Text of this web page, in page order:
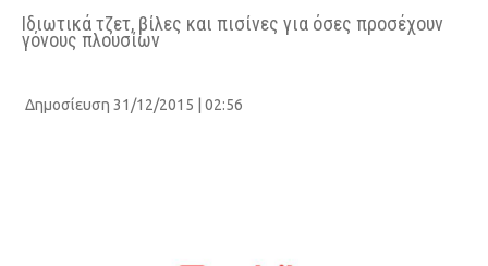
Podcasts
Viral
Life
Ιδιωτικά τζετ, βίλες και πισίνες για όσες προσέχουν
γόνους πλουσίων
Δημοσίευση 31/12/2015 | 02:56